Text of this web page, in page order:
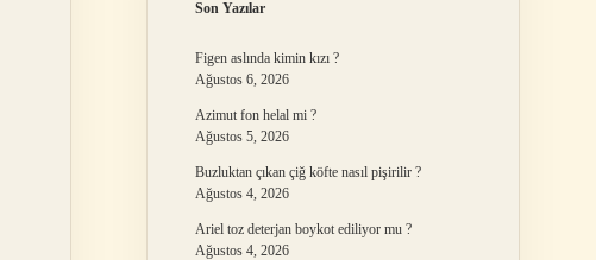
Son Yazılar
Figen aslında kimin kızı ?
Ağustos 6, 2026
Azimut fon helal mi ?
Ağustos 5, 2026
Buzluktan çıkan çiğ köfte nasıl pişirilir ?
Ağustos 4, 2026
Ariel toz deterjan boykot ediliyor mu ?
Ağustos 4, 2026